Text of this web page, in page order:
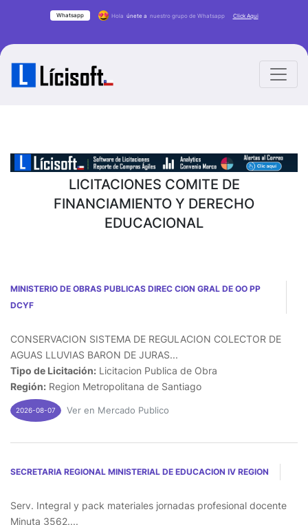
Whatsapp Hola únete a nuestro grupo de Whatsapp Click Aqui
LICITACIONES COMITE DE
FINANCIAMIENTO Y DERECHO
EDUCACIONAL
MINISTERIO DE OBRAS PUBLICAS DIREC CION GRAL DE OO PP
DCYF
CONSERVACION SISTEMA DE REGULACION COLECTOR DE
AGUAS LLUVIAS BARON DE JURAS...
Tipo de Licitación: Licitacion Publica de Obra
Región: Region Metropolitana de Santiago
2026-08-07 Ver en Mercado Publico
SECRETARIA REGIONAL MINISTERIAL DE EDUCACION IV REGION
Serv. Integral y pack materiales jornadas profesional docente
Minuta 3562....